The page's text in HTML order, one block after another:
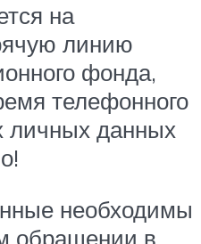
на
линию
фонда,
телефонного
личных данных
необходимы
обращении в